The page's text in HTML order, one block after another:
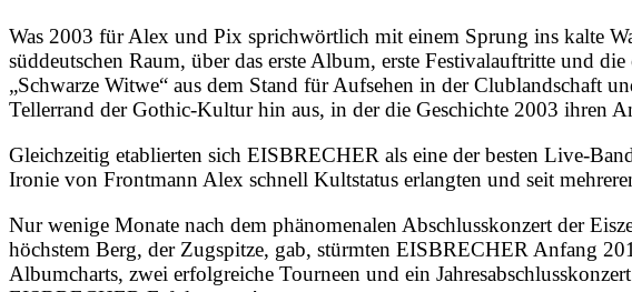
Was 2003 für Alex und Pix sprichwörtlich mit einem Sprung ins kalte
süddeutschen Raum, über das erste Album, erste Festivalauftritte und
„Schwarze Witwe“ aus dem Stand für Aufsehen in der Clublandschaft
Tellerrand der Gothic-Kultur hin aus, in der die Geschichte 2003 ihren
Gleichzeitig etablierten sich EISBRECHER als eine der besten Live-
Ironie von Frontmann Alex schnell Kultstatus erlangten und seit
Nur wenige Monate nach dem phänomenalen Abschlusskonzert der
höchstem Berg, der Zugspitze, gab, stürmten EISBRECHER Anfang
Albumcharts, zwei erfolgreiche Tourneen und ein